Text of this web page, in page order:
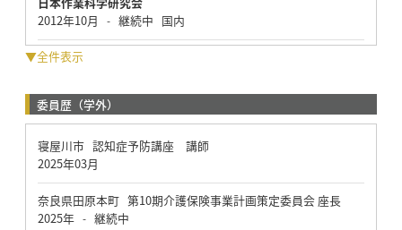
2012年10月
- 継続中 国内
▼全件表示
委員歴（学外）
寝屋川市 認知症予防講座 講師
2025年03月
奈良県田原本町 第10期介護保険事業計画策定委員会 座長
2025年 - 継続中